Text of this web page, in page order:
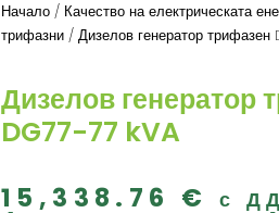
Начало / Качество на електрическата
трифазни / Дизелов генератор трифазен
Дизелов генератор
DG77-77 kVA
15,338.76 € с